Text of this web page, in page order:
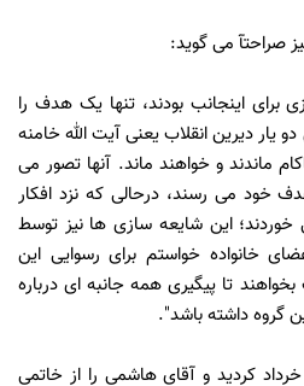
صراحتآ مى گويد:
برای اینجانب بودند، تنها یک هدف را
یار دیرین انقلاب یعنی آیت الله خامنه
ماندند و خواهند ماند. آنها تصور می
خود می رسند، درحالی که نزد افکار
این شایعه سازی ها نیز توسط
خانواده خواستم برای رسوایی این
تا پیگیری همه جانبه ای درباره
گروه داشته باشد".
کردید و آقای هاشمی را از خاتمی